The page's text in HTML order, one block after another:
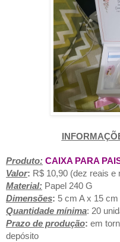
Produto: CAIXA PARA
Valor: R$ 10,90 (dez reais e
Material: Papel 240 G
Dimensões: 5 cm A x 15
Quantidade mínima: 20
Prazo de produção: em
depósito